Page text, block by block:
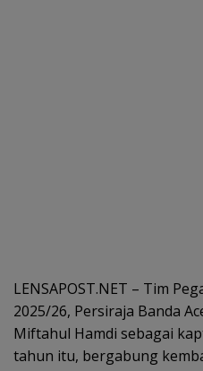
LENSAPOST.NET – Tim
2025/26, Persiraja Banda
Miftahul Hamdi sebagai
tahun itu, bergabung